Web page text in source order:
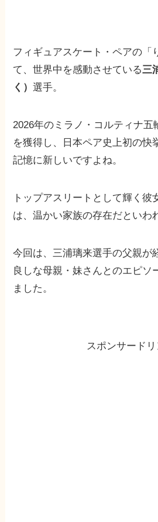
フィギュアスケート・ペアの「
て、世界中を感動させている三
く）選手。
2026年のミラノ・コルティナ五
を獲得し、日本ペア史上初の快
記憶に新しいですよね。
トップアスリートとして輝く彼
は、温かい家族の存在だといわ
今回は、三浦璃来選手の父親が
良しな母親・妹さんとのエピソ
ました。
スポンサードリ